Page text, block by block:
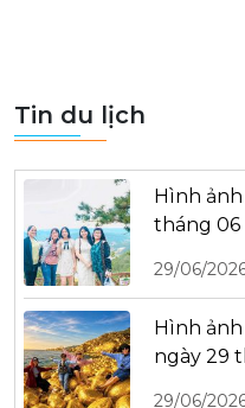
Tin du lịch
Hình
tháng 06
29/06/
Hình
ngày 29
29/06/